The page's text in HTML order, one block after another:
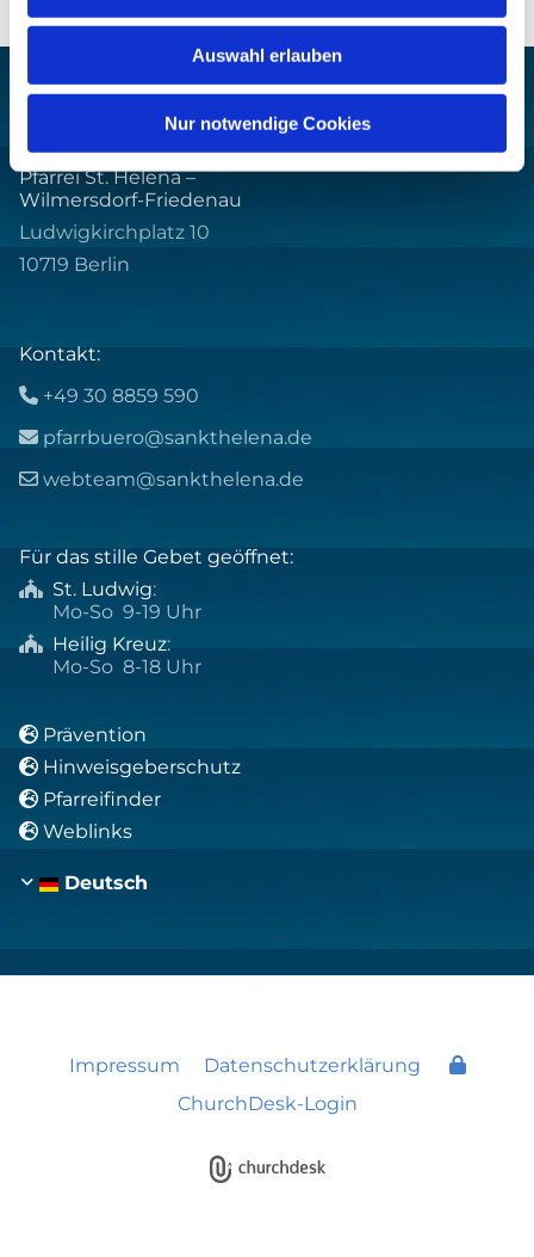
Auswahl erlauben
Nur notwendige Cookies
Pfarrei St. Helena –
Wilmersdorf-Friedenau
Ludwigkirchplatz 10
10719 Berlin
Kontakt:
 +49 30 8859 590
 pfarrbuero@sankthelena.de
 webteam@sankthelena.de
Für das stille Gebet geöffnet:
 St. Ludwig:
Mo-So 9-19 Uhr
 Heilig Kreuz:
Mo-So 8-18 Uhr
 Prävention
 Hinweisgeberschutz
 Pfarreifinder
 Weblinks
Deutsch
Impressum
Datenschutzerklärung
ChurchDesk-Login